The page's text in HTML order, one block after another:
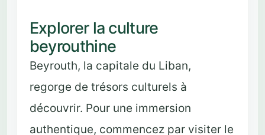
Explorer la culture
beyrouthine
Beyrouth, la capitale du Liban,
regorge de trésors culturels à
découvrir. Pour une immersion
authentique, commencez par visiter le